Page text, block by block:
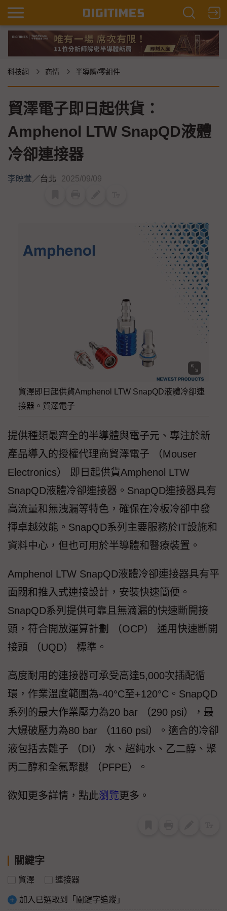
科技網 商情 半導體/零組件
貿澤電子即日起供貨：
Amphenol LTW SnapQD液體
冷卻連接器
李映萱／台北 2025/09/09
貿澤即日起供貨Amphenol LTW SnapQD液體冷卻連
接器。貿澤電子
提供種類最齊全的半導體與電子元、專注於新
產品導入的授權代理商貿澤電子 （Mouser
Electronics） 即日起供貨Amphenol LTW
SnapQD液體冷卻連接器。SnapQD連接器具有
高流量和無洩漏等特色，確保在冷板冷卻中發
揮卓越效能。SnapQD系列主要服務於IT設施和
資料中心，但也可用於半導體和醫療裝置。
Amphenol LTW SnapQD液體冷卻連接器具有平
面閥和推入式連接設計，安裝快速簡便。
SnapQD系列提供可靠且無滴漏的快速斷開接
頭，符合開放運算計劃 （OCP） 通用快速斷開
接頭 （UQD） 標準。
高度耐用的連接器可承受高達5,000次插配循
環，作業溫度範圍為-40°C至+120°C。SnapQD
系列的最大作業壓力為20 bar （290 psi），最
大爆破壓力為80 bar （1160 psi）。適合的冷卻
液包括去離子 （DI） 水、超純水、乙二醇、聚
丙二醇和全氟聚醚 （PFPE）。
欲知更多詳情，點此瀏覽更多。
關鍵字
貿澤 連接器
加入已選取到「關鍵字追蹤」